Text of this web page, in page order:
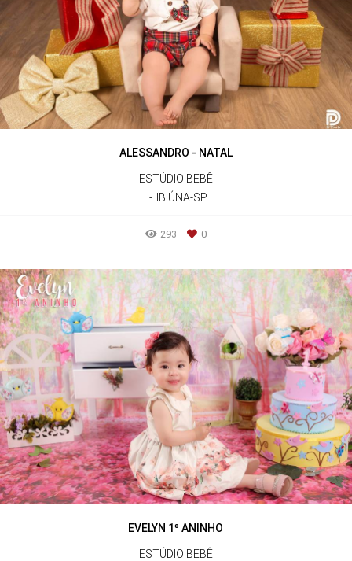
ALESSANDRO - NATAL
ESTÚDIO BEBÊ
IBIÚNA-SP
293 0
EVELYN 1º ANINHO
ESTÚDIO BEBÊ